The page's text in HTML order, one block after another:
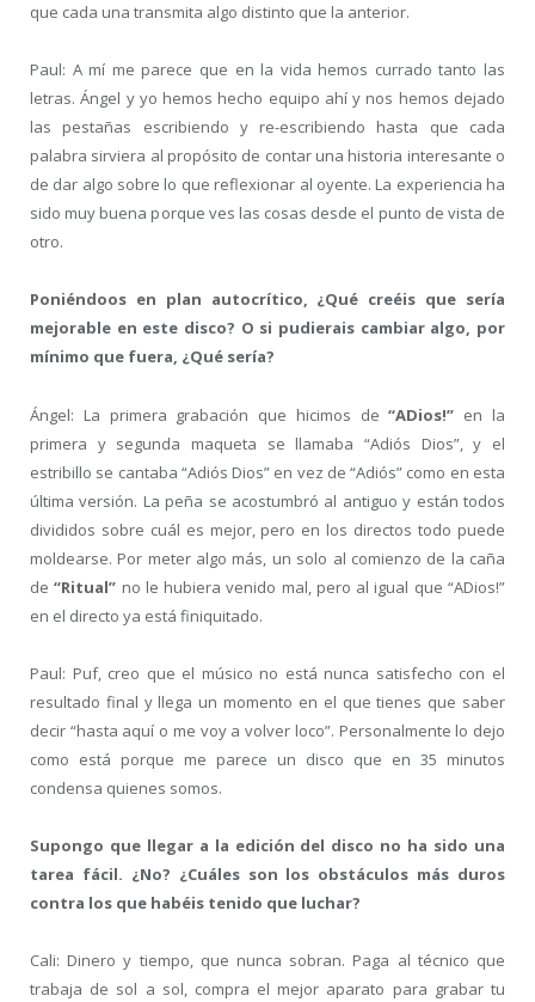
que cada una transmita algo distinto que la anterior.
Paul: A mí me parece que en la vida hemos currado tanto las
letras. Ángel y yo hemos hecho equipo ahí y nos hemos dejado
las pestañas escribiendo y re-escribiendo hasta que cada
palabra sirviera al propósito de contar una historia interesante o
de dar algo sobre lo que reflexionar al oyente. La experiencia ha
sido muy buena porque ves las cosas desde el punto de vista de
otro.
Poniéndoos en plan autocrítico, ¿Qué creéis que sería
mejorable en este disco? O si pudierais cambiar algo, por
mínimo que fuera, ¿Qué sería?
Ángel: La primera grabación que hicimos de“ADios!” en la
primera y segunda maqueta se llamaba “Adiós Dios”, y el
estribillo se cantaba “Adiós Dios” en vez de “Adiós” como en esta
última versión. La peña se acostumbró al antiguo y están todos
divididos sobre cuál es mejor, pero en los directos todo puede
moldearse. Por meter algo más, un solo al comienzo de la caña
de“Ritual” no le hubiera venido mal, pero al igual que “ADios!”
en el directo ya está finiquitado.
Paul: Puf, creo que el músico no está nunca satisfecho con el
resultado final y llega un momento en el que tienes que saber
decir “hasta aquí o me voy a volver loco”. Personalmente lo dejo
como está porque me parece un disco que en 35 minutos
condensa quienes somos.
Supongo que llegar a la edición del disco no ha sido una
tarea fácil. ¿No? ¿Cuáles son los obstáculos más duros
contra los que habéis tenido que luchar?
Cali: Dinero y tiempo, que nunca sobran. Paga al técnico que
trabaja de sol a sol, compra el mejor aparato para grabar tu